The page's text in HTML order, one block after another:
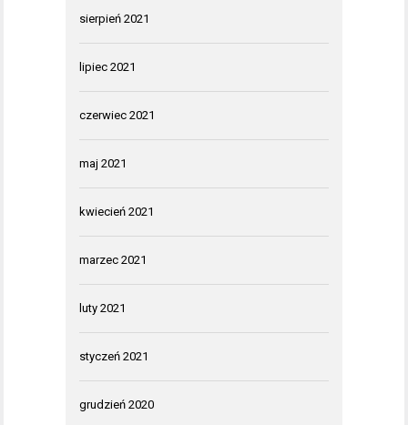
sierpień 2021
lipiec 2021
czerwiec 2021
maj 2021
kwiecień 2021
marzec 2021
luty 2021
styczeń 2021
grudzień 2020